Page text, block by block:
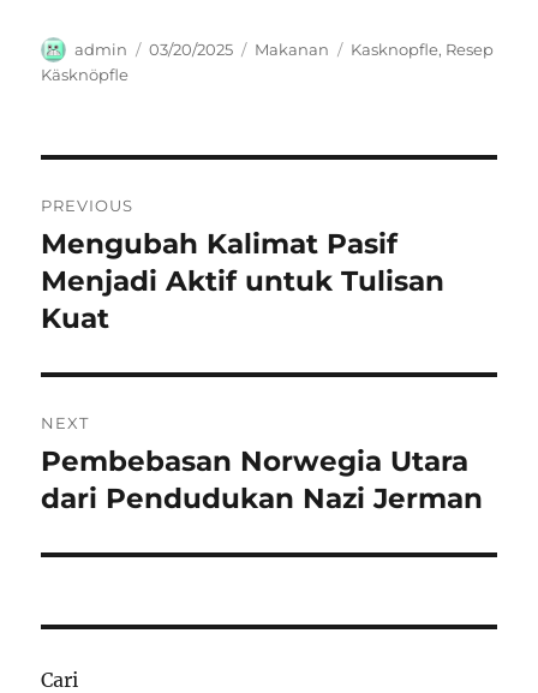
Author
admin
Posted
03/20/2025 Categories
Makanan Tags
Kasknopfle, Resep
Käsknöpfle
pos
PREVIOUS
Previous
post:
Mengubah Kalimat Pasif
Menjadi Aktif untuk Tulisan
Kuat
NEXT
Next
post:
Pembebasan Norwegia Utara
dari Pendudukan Nazi Jerman
Cari